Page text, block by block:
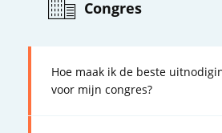
Congres
Hoe maak ik de beste
voor mijn congres?